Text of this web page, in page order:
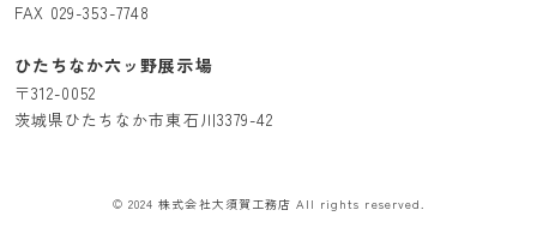
FAX 029-353-7748
ひたちなか六ッ野展示場
〒312-0052
茨城県ひたちなか市東石川3379-42
© 2024 株式会社大須賀工務店 All rights reserved.